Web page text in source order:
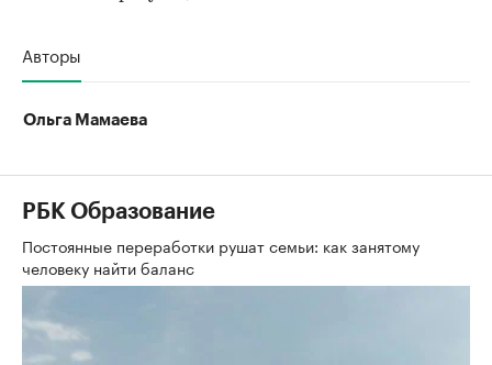
Авторы
Ольга Мамаева
РБК Образование
Постоянные переработки рушат семьи: как занятому
человеку найти баланс